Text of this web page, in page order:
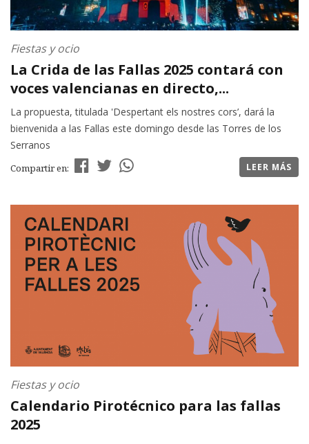
Fiestas y ocio
La Crida de las Fallas 2025 contará con
voces valencianas en directo,...
La propuesta, titulada 'Despertant els nostres cors’, dará la
bienvenida a las Fallas este domingo desde las Torres de los
Serranos
Compartir en: LEER MÁS
Fiestas y ocio
Calendario Pirotécnico para las fallas
2025